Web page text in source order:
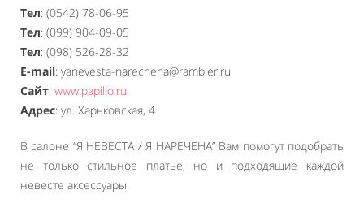
Тел: (0542) 78-06-95
Тел: (099) 904-09-05
Тел: (098) 526-28-32
E-mail: yanevesta-narechena@rambler.ru
Сайт: www.papilio.ru
Адрес: ул. Харьковская, 4
В салоне “Я НЕВЕСТА / Я НАРЕЧЕНА” Вам помогут подобрать
не только стильное платье, но и подходящие каждой
невесте аксессуары.